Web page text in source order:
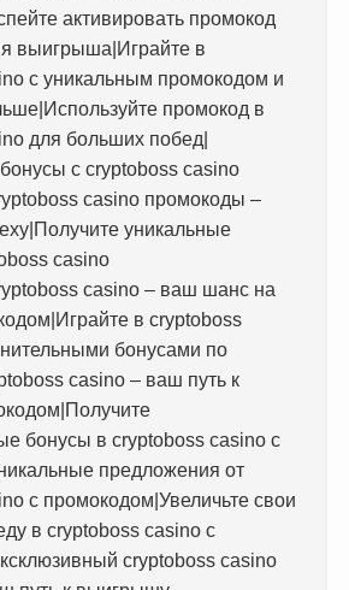
активировать промокод
выигрыша|Играйте в
с уникальным промокодом и
промокод в
для больших побед|
с cryptoboss casino
casino промокоды –
уникальные
casino
casino – ваш шанс на
в cryptoboss
бонусами по
casino – ваш путь к
бонусы в cryptoboss casino с
предложения от
с промокодом|Увеличьте свои
в cryptoboss casino с
cryptoboss casino